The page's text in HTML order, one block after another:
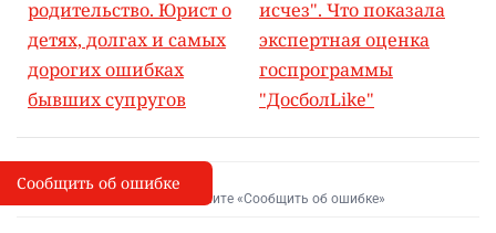
родительство. Юрист о
детях, долгах и самых
дорогих ошибках
бывших супругов
исчез". Что показала
экспертная оценка
госпрограммы
"ДосболLike"
I
Сообщить об опечатке
Выделите фрагмент и нажмите «Сообщить об ошибке»
Сообщить об ошибке